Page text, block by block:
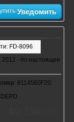
Уведомить
FD-8096
2012 - по настоящее
8114560F20,